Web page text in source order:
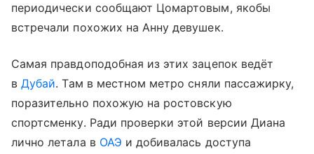
периодически сообщают Цомартовым, якобы
встречали похожих на Анну девушек.
Самая правдоподобная из этих зацепок ведёт
вДубай. Там в местном метро сняли пассажирку,
поразительно похожую на ростовскую
спортсменку. Ради проверки этой версии Диана
лично летала в ОАЭ и добивалась доступа